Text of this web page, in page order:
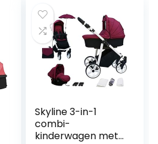
Skyline 3-in-1
combi-
kinderwagen met